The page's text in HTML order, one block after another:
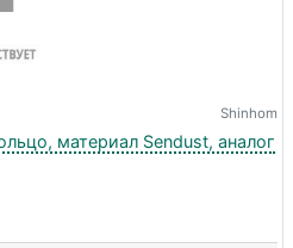
Shinhom
материал Sendust, аналог